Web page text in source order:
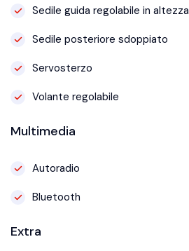
Sedile guida regolabile in altezza
Sedile posteriore sdoppiato
Servosterzo
Volante regolabile
Multimedia
Autoradio
Bluetooth
Extra